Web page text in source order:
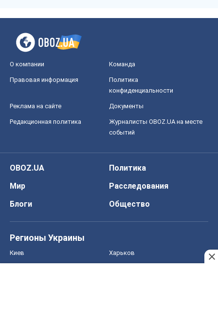
О компании Команда
Правовая информация
Политика
конфиденциальности
Реклама на сайте Документы
Редакционная политика
Журналисты OBOZ.UA на месте
событий
OBOZ.UA
Политика
Мир
Расследования
Блоги
Общество
Регионы Украины
Киев Харьков